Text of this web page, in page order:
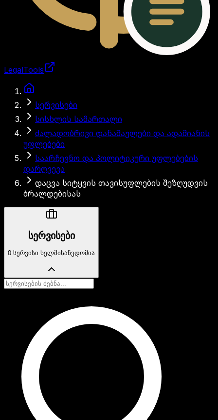
LegalTools
სერვისები
სისხლის სამართალი
ძალადობრივი დანაშაულები და ადამიანის
უფლებები
საარჩევნო და პოლიტიკური უფლებების
დარღვევა
დაცვა სიტყვის თავისუფლების შეზღუდვის
ბრალდებისას
სერვისები
0 სერვისი ხელმისაწვდომია